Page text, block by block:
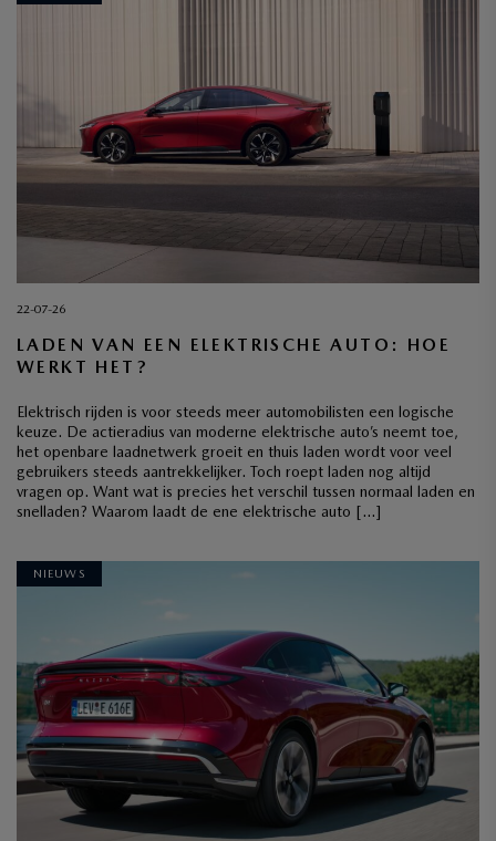
22-07-26
LADEN VAN EEN ELEKTRISCHE AUTO: HOE
WERKT HET?
Elektrisch rijden is voor steeds meer automobilisten een logische
keuze. De actieradius van moderne elektrische auto’s neemt toe,
het openbare laadnetwerk groeit en thuis laden wordt voor veel
gebruikers steeds aantrekkelijker. Toch roept laden nog altijd
vragen op. Want wat is precies het verschil tussen normaal laden en
snelladen? Waarom laadt de ene elektrische auto […]
NIEUWS